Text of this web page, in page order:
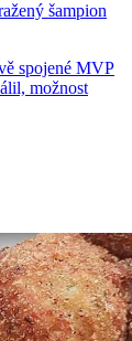
šampion
spojené MVP
možnost